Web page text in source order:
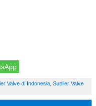
Valve di Indonesia, Suplier Valve